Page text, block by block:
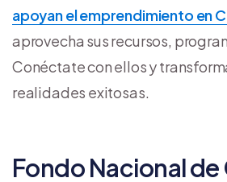
apoyan el emprendimiento en
aprovecha sus recursos,
Conéctate con ellos y
realidades exitosas.
Fondo Nacional